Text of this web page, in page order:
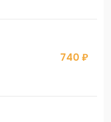
740 ₽